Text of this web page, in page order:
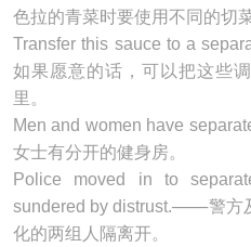
色拉的青菜时要使用不同的切菜
Transfer this sauce to a
如果愿意的话，可以把这些
里。
Men and women have
女士有分开的健身房。
Police moved in to
sundered by distrust.───警方
化的两组人隔离开。